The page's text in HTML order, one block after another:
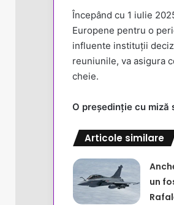
Începând cu 1 iulie
Europene pentru o
influente instituții
reuniunile, va asigura
cheie.
O președinție cu miză
Articole similare
un